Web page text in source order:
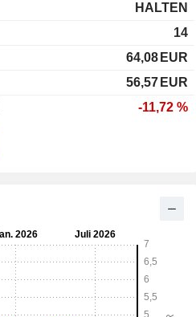
HALTEN
14
64,08 EUR
56,57 EUR
-11,72 %